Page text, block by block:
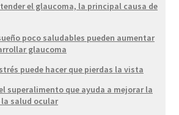
el glaucoma, la principal causa de
poco saludables pueden aumentar
glaucoma
puede hacer que pierdas la vista
superalimento que ayuda a mejorar la
salud ocular